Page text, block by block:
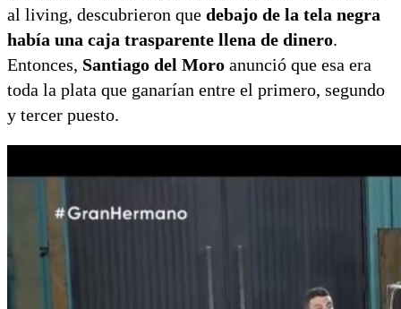
al living, descubrieron que debajo de la tela negra
había una caja trasparente llena de dinero.
Entonces, Santiago del Moro anunció que esa era
toda la plata que ganarían entre el primero, segundo
y tercer puesto.